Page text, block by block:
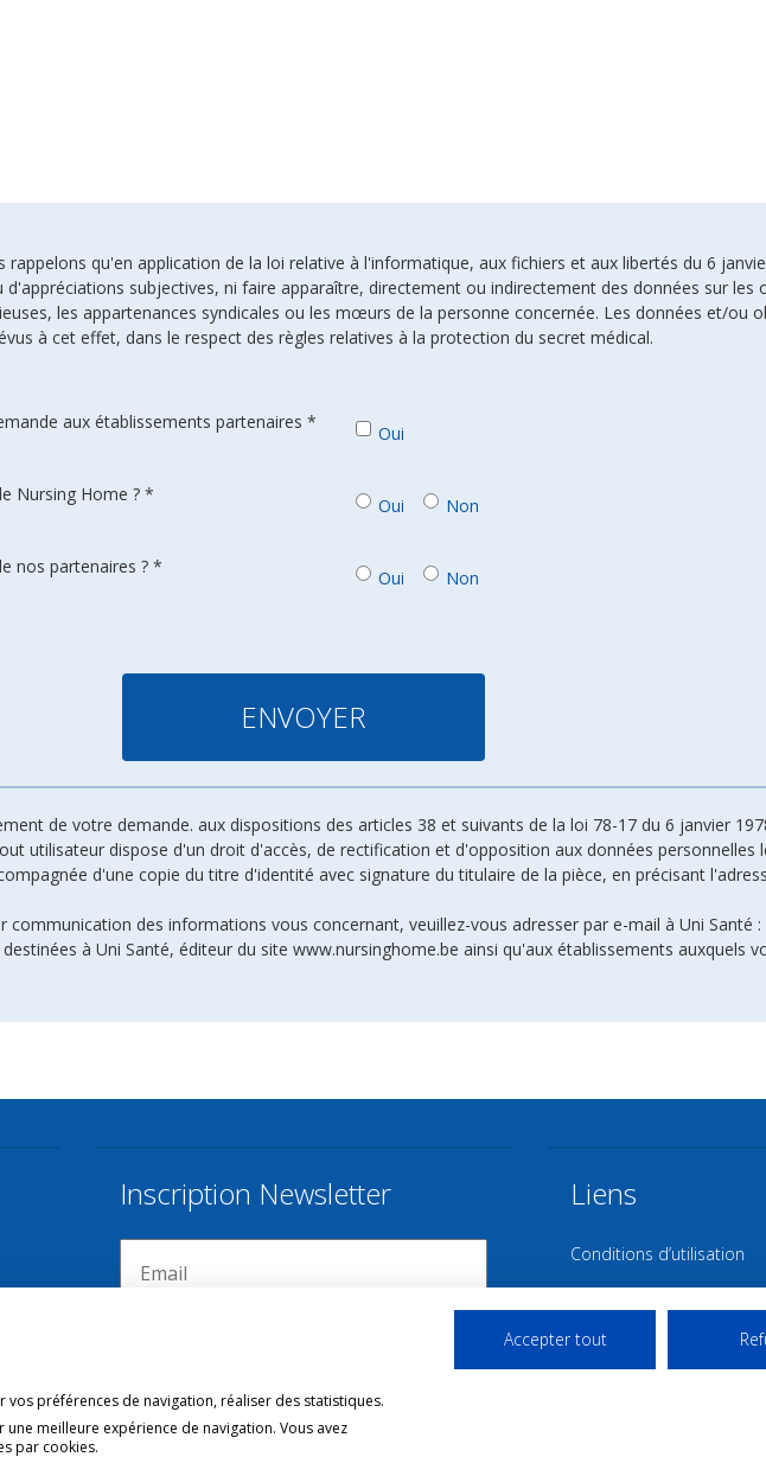
rappelons qu'en application de la loi relative à l'informatique, aux fichiers et aux libertés du 6
subjectives, ni faire apparaître, directement ou indirectement des données sur les
les appartenances syndicales ou les mœurs de la personne concernée. Les données et/ou
à cet effet, dans le respect des règles relatives à la protection du secret médical.
aux établissements partenaires *
Oui
Nursing Home ? *
Oui Non
nos partenaires ? *
Oui Non
de votre demande. aux dispositions des articles 38 et suivants de la loi 78-17 du 6 janvier
utilisateur dispose d'un droit d'accès, de rectification et d'opposition aux données personnelles
d'une copie du titre d'identité avec signature du titulaire de la pièce, en précisant
des informations vous concernant, veuillez-vous adresser par e-mail à Uni Santé :
à Uni Santé, éditeur du site www.nursinghome.be ainsi qu'aux établissements auxquels
Inscription Newsletter Liens
Conditions d’utilisation
Contact NL
Copyright
Mentions Légales
préférences de navigation, réaliser des statistiques.
meilleure expérience de navigation. Vous avez
par cookies.
Accepter tout